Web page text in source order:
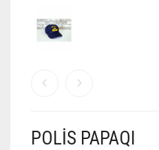
POLIS PAPAQI